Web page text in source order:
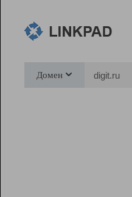
Домен